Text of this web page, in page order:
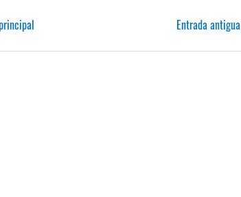
Entrada antigua